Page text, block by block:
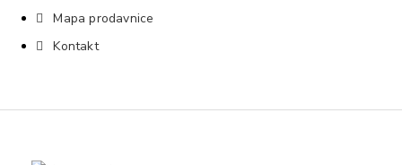
Mapa prodavnice
Kontakt